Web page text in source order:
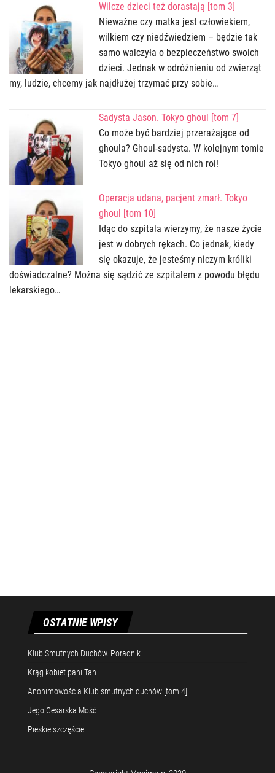
Wilcze dzieci też dorastają [tom 3]
Nieważne czy matka jest człowiekiem,
wilkiem czy niedźwiedziem – będzie tak
samo walczyła o bezpieczeństwo swoich
dzieci. Jednak w odróżnieniu od zwierząt
my, ludzie, chcemy jak najdłużej trzymać przy sobie…
Sadysta Jason. Tokyo ghoul [tom 7]
Co może być bardziej przerażające od
ghoula? Ghoul-sadysta. W kolejnym tomie
Tokyo ghoul aż się od nich roi!
Operacja udana, pacjent zmarł. Tokyo
ghoul [tom 10]
Idąc do szpitala wierzymy, że nasze życie
jest w dobrych rękach. Co jednak, kiedy
się okazuje, że jesteśmy niczym króliki
doświadczalne? Można się sądzić ze szpitalem z powodu błędu
lekarskiego…
OSTATNIE WPISY
Klub Smutnych Duchów. Poradnik
Krąg kobiet pani Tan
Anonimowość a Klub smutnych duchów [tom 4]
Jego Cesarska Mość
Pieskie szczęście